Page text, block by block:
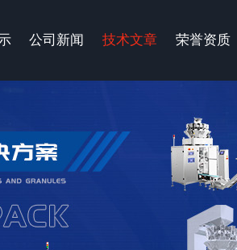
公司新闻 技术文章 荣誉资质